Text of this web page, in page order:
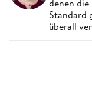
denen
Standard
überall